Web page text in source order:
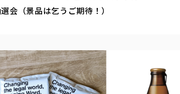
会（景品は乞うご期待！）